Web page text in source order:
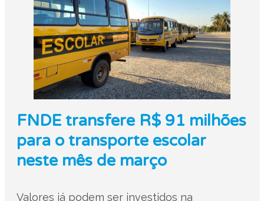
FNDE transfere R$ 91 milhões
para o transporte escolar
neste mês de março
Valores já podem ser investidos na